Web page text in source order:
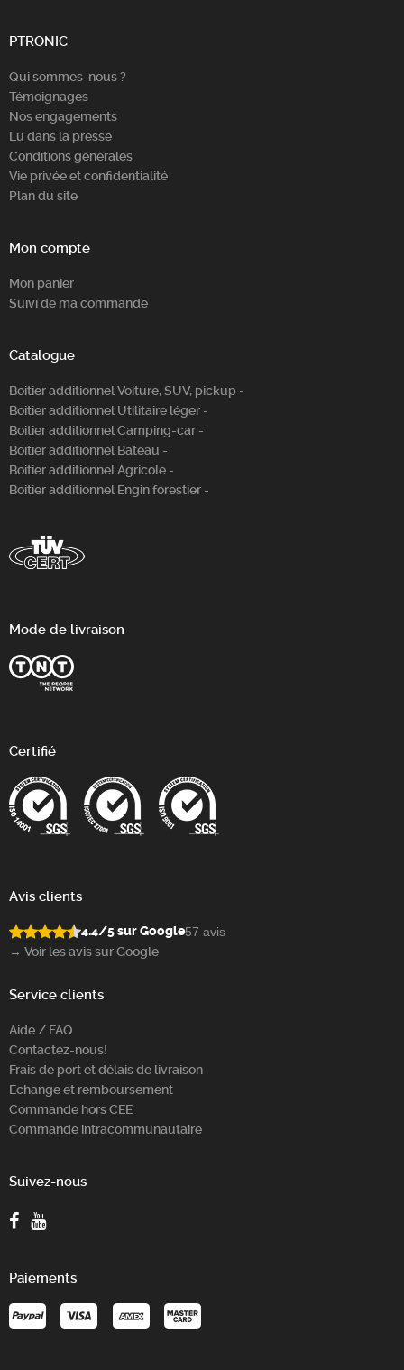
PTRONIC
Qui sommes-nous ?
Témoignages
Nos engagements
Lu dans la presse
Conditions générales
Vie privée et confidentialité
Plan du site
Mon compte
Mon panier
Suivi de ma commande
Catalogue
Boitier additionnel Voiture, SUV, pickup -
Boitier additionnel Utilitaire léger -
Boitier additionnel Camping-car -
Boitier additionnel Bateau -
Boitier additionnel Agricole -
Boitier additionnel Engin forestier -
Mode de livraison
Certifié
Avis clients
4.4/5 sur Google57 avis
→ Voir les avis sur Google
Service clients
Aide / FAQ
Contactez-nous!
Frais de port et délais de livraison
Echange et remboursement
Commande hors CEE
Commande intracommunautaire
Suivez-nous
Paiements